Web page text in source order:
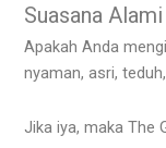
Suasana
Apakah Anda
nyaman, asri,
Jika iya, maka The